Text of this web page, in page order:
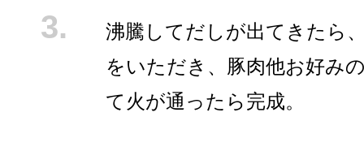
沸騰してだしが出てきたら
をいただき、豚肉他お好み
て火が通ったら完成。